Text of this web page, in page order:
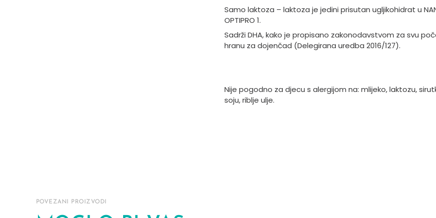
Samo laktoza – laktoza je jedini prisutan ugljikohidrat u
OPTIPRO 1.
Sadrži DHA, kako je propisano zakonodavstvom za svu
hranu za dojenčad (Delegirana uredba 2016/127).
Nije pogodno za djecu s alergijom na: mlijeko, laktozu,
soju, riblje ulje.
POVEZANI PROIZVODI